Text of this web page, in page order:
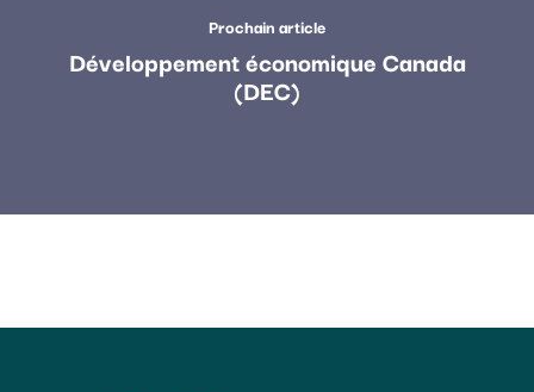
Prochain article
Développement économique Canada
(DEC)